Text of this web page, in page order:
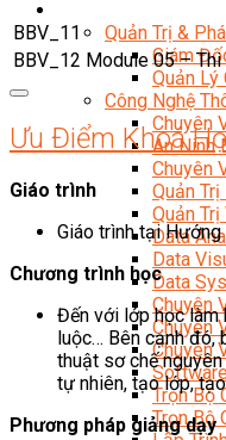
Quản Trị &
Giám
Quản Lý
Công Nghệ
Chuyên
An Ninh
Chuyên
Quản
Quản
Data
Data
Data
Chuyên
Chuyên
Chuyên
Trọn Bộ
Trọn Bộ
BBV_11
BBV_12 Module 05 – Thi
Ưu Điểm Khoá
Giáo trình
Giáo trình tại
Chương trình học
Đến với lớp học làm
luộc… Bên cạnh đó,
thuật sơ chế
tự nhiên, tạo lớp,
Phương pháp giảng dạy